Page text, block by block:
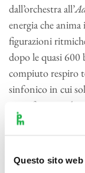
Questo sito
dall’orchestra all’
energia che
figurazioni
dopo le quasi 600
compiuto respiro
sinfonico in cui
pianoforte
dialettica di una
all’avvio delVivace